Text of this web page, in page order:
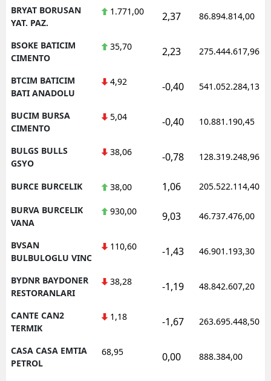
BRYAT BORUSAN
YAT. PAZ.
1.771,00 2,37 86.894.814,00
BSOKE BATICIM
CIMENTO
35,70 2,23 275.444.617,96
BTCIM BATICIM
BATI ANADOLU
4,92 -0,40 541.052.284,13
BUCIM BURSA
CIMENTO
5,04 -0,40 10.881.190,45
BULGS BULLS
GSYO
38,06 -0,78 128.319.248,96
BURCE BURCELIK 38,00 1,06 205.522.114,40
BURVA BURCELIK
VANA
930,00 9,03 46.737.476,00
BVSAN
BULBULOGLU VINC
110,60 -1,43 46.901.193,30
BYDNR BAYDONER
RESTORANLARI
38,28 -1,19 48.842.607,20
CANTE CAN2
TERMIK
1,18 -1,67 263.695.448,50
CASA CASA EMTIA
PETROL
68,95 0,00 888.384,00